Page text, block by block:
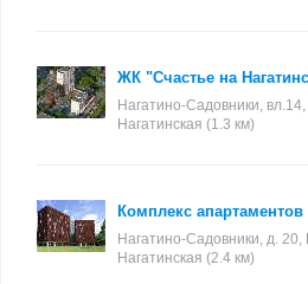
ЖК "Счастье на
Нагатино-Садовники,
Нагатинская (1.3 км)
Комплекс
Нагатино-Садовники, д.
Нагатинская (2.4 км)